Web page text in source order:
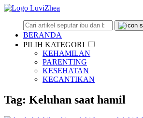
BERANDA
PILIH KATEGORI
KEHAMILAN
PARENTING
KESEHATAN
KECANTIKAN
Tag: Keluhan saat hamil